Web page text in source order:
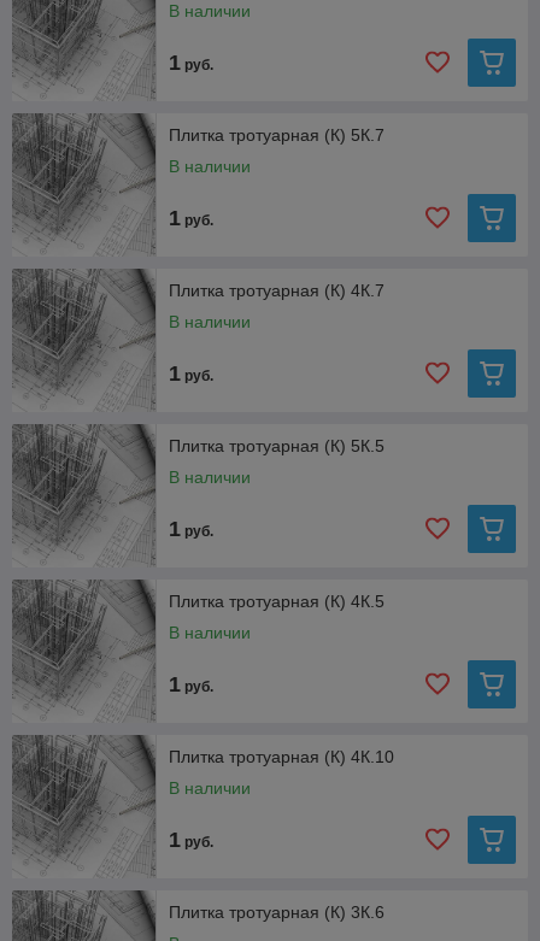
В наличии
1 руб.
Плитка тротуарная (К) 5К.7
В наличии
1 руб.
Плитка тротуарная (К) 4К.7
В наличии
1 руб.
Плитка тротуарная (К) 5К.5
В наличии
1 руб.
Плитка тротуарная (К) 4К.5
В наличии
1 руб.
Плитка тротуарная (К) 4К.10
В наличии
1 руб.
Плитка тротуарная (К) 3К.6